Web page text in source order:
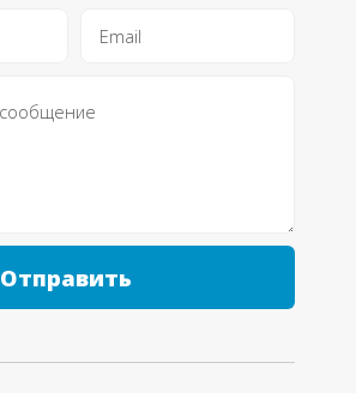
Отправить